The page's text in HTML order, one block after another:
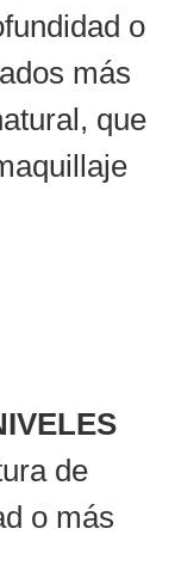
o
más
que
de
o más